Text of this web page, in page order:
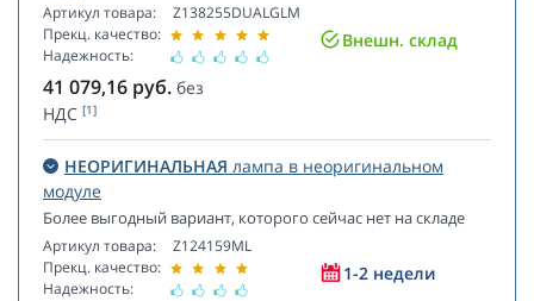
Артикул товара:
Прекц. качество:
Надежность:
Z138255DUALGLM
Внешн. склад
41 079,16 руб. без
НДС [1]
НЕОРИГИНАЛЬНАЯ лампа в неоригинальном
модуле
Более выгодный вариант, которого сейчас нет на складе
Артикул товара:
Прекц. качество:
Надежность:
Z124159ML
1-2 недели